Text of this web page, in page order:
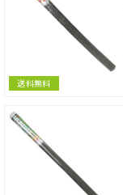
送料無料